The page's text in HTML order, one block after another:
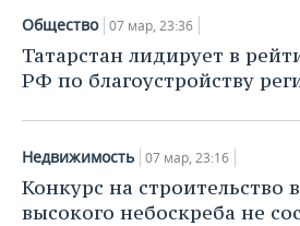
УДМУРТИЯ
НОВОСТИ АНАЛИТИКИ
ДЕКЛАРАЦИИ О ДОХОДАХ
КОРОЛИ ГОСЗАКАЗА ПФО
ВУЗЫ ТАТАРСТАНА
ЭКОНОМИКА
НОВОСТИ ЭКОНОМИКИ
ФИНАНСЫ
БАНКИ
НОВОСТИ
ПРОМЫШЛЕННОСТИ
АГРОПРОМ
НЕДВИЖИМОСТЬ
НОВОСТИ НЕДВИЖИМОСТИ
АВТО
Общество 07 мар, 23:36
Татарстан лидирует в
РФ по благоустройству
Недвижимость 07 мар, 23:16
Конкурс на строительство
высокого небоскреба не